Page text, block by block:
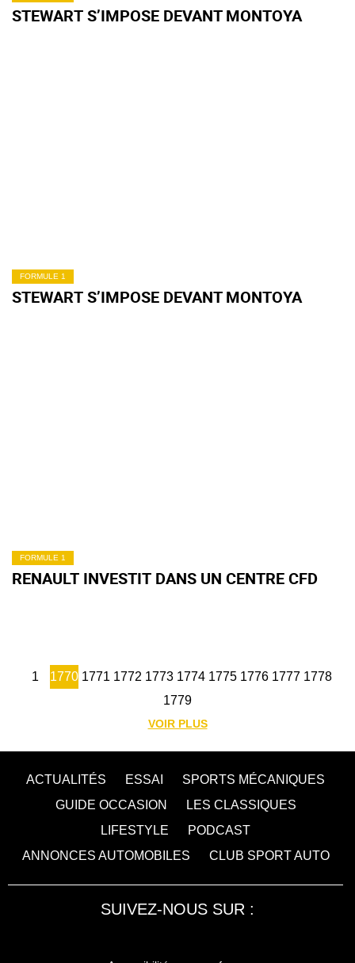
STEWART S’IMPOSE DEVANT MONTOYA
FORMULE 1
STEWART S’IMPOSE DEVANT MONTOYA
FORMULE 1
RENAULT INVESTIT DANS UN CENTRE CFD
1 1770 1771 1772 1773 1774 1775 1776 1777 1778
1779
VOIR PLUS
ACTUALITÉS ESSAI
SPORTS MÉCANIQUES
GUIDE OCCASION
LES CLASSIQUES
LIFESTYLE
PODCAST
ANNONCES AUTOMOBILES
CLUB SPORT AUTO
SUIVEZ-NOUS SUR :